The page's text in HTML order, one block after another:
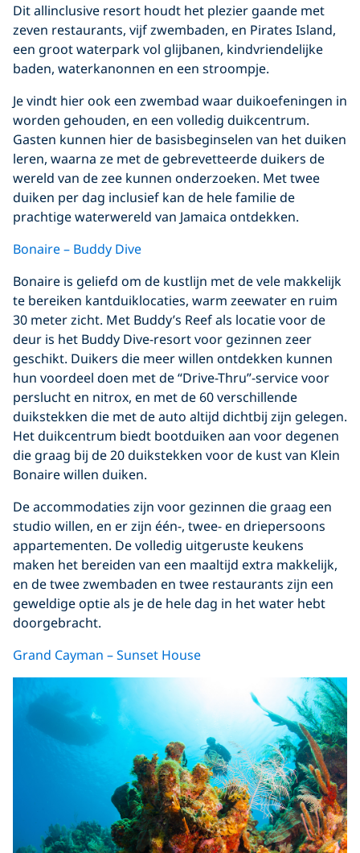
Dit allinclusive resort houdt het plezier gaande met
zeven restaurants, vijf zwembaden, en Pirates Island,
een groot waterpark vol glijbanen, kindvriendelijke
baden, waterkanonnen en een stroompje.
Je vindt hier ook een zwembad waar duikoefeningen in
worden gehouden, en een volledig duikcentrum.
Gasten kunnen hier de basisbeginselen van het duiken
leren, waarna ze met de gebrevetteerde duikers de
wereld van de zee kunnen onderzoeken. Met twee
duiken per dag inclusief kan de hele familie de
prachtige waterwereld van Jamaica ontdekken.
Bonaire – Buddy Dive
Bonaire is geliefd om de kustlijn met de vele makkelijk
te bereiken kantduiklocaties, warm zeewater en ruim
30 meter zicht. Met Buddy’s Reef als locatie voor de
deur is het Buddy Dive-resort voor gezinnen zeer
geschikt. Duikers die meer willen ontdekken kunnen
hun voordeel doen met de “Drive-Thru”-service voor
perslucht en nitrox, en met de 60 verschillende
duikstekken die met de auto altijd dichtbij zijn gelegen.
Het duikcentrum biedt bootduiken aan voor degenen
die graag bij de 20 duikstekken voor de kust van Klein
Bonaire willen duiken.
De accommodaties zijn voor gezinnen die graag een
studio willen, en er zijn één-, twee- en driepersoons
appartementen. De volledig uitgeruste keukens
maken het bereiden van een maaltijd extra makkelijk,
en de twee zwembaden en twee restaurants zijn een
geweldige optie als je de hele dag in het water hebt
doorgebracht.
Grand Cayman – Sunset House